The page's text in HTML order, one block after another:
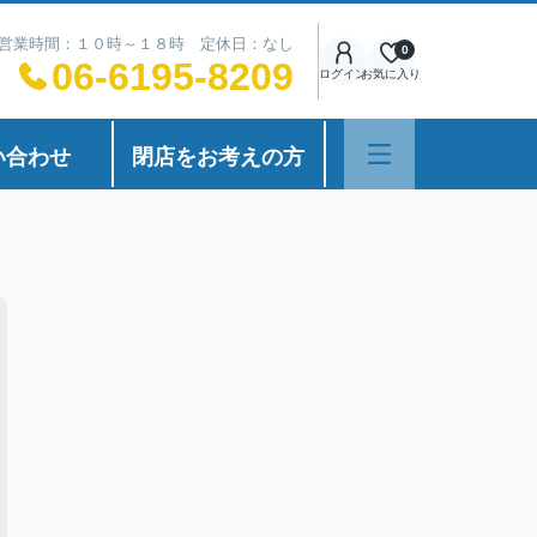
業時間：１０時～１８時 定休日：なし
06-6195-8209 ログインお気に入り
0
合わせ 閉店をお考えの方